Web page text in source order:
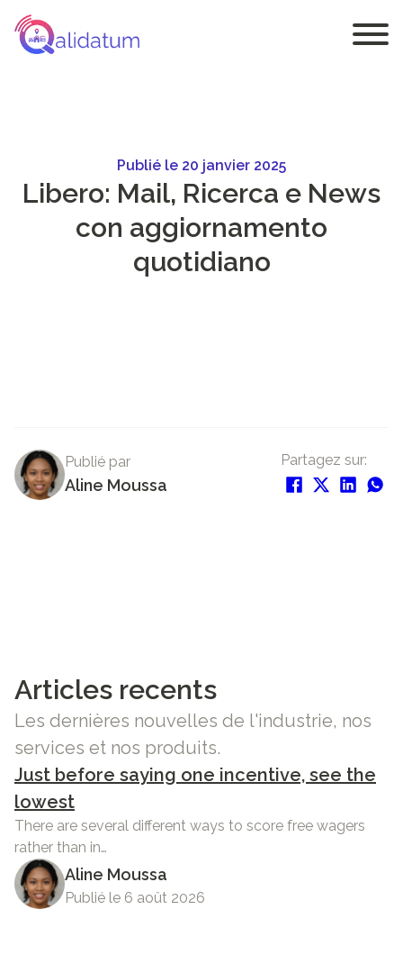
Publié le 20 janvier 2025
Libero: Mail, Ricerca e News
con aggiornamento
quotidiano
Publié par
Aline Moussa
Partagez sur:
Articles recents
Les dernières nouvelles de l'industrie, nos
services et nos produits.
Just before saying one incentive, see the
lowest
There are several different ways to score free wagers
rather than in…
Aline Moussa
Publié le 6 août 2026